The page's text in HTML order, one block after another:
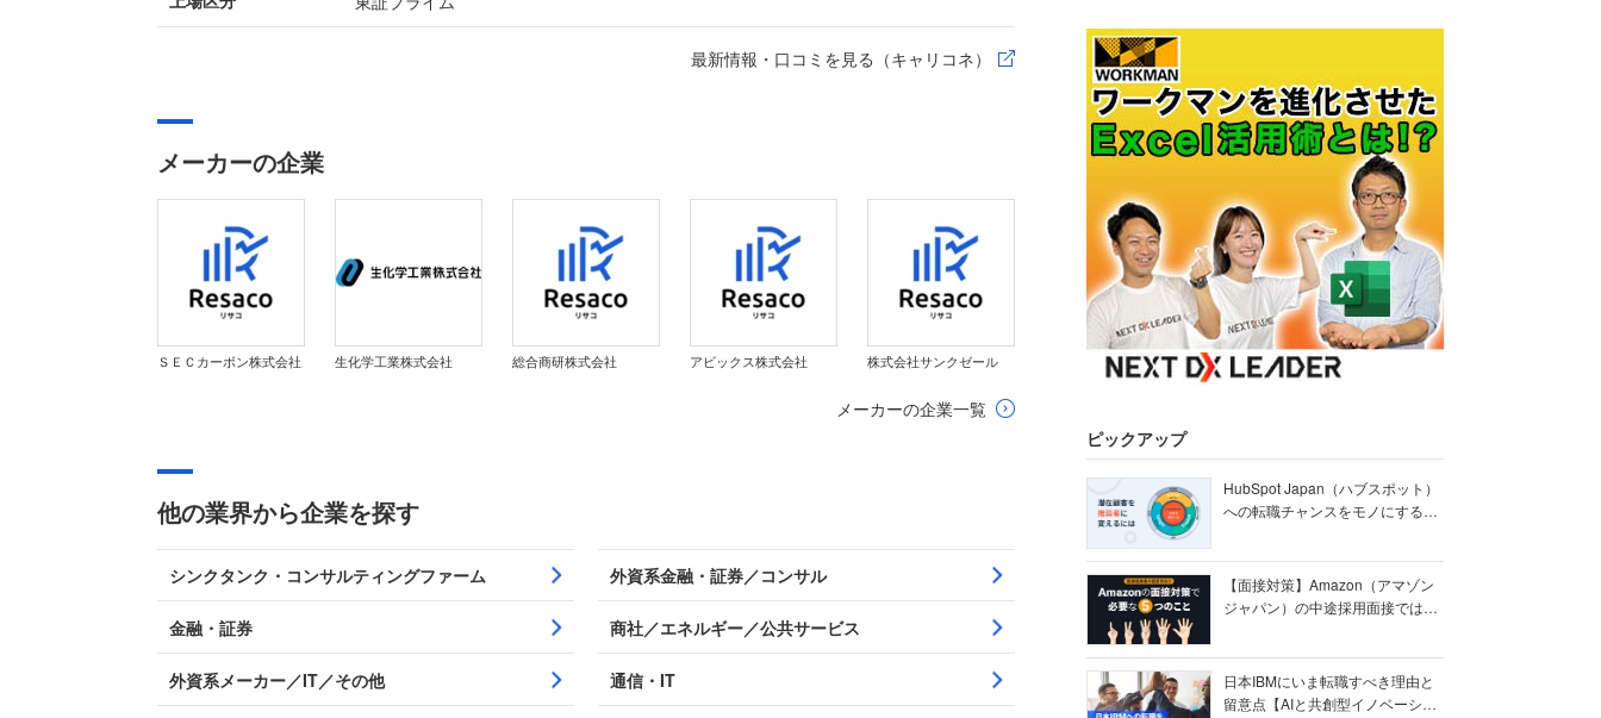
最新情報・口コミを見る（キャリコネ）
メーカーの企業
ＳＥＣカーボン株式会社 生化学工業株式会社 総合商研株式会社 アビックス株式会社 株式会社サンクゼール
メーカーの企業一覧
他の業界から企業を探す
シンクタンク・コンサルティングファーム 外資系金融・証券／コンサル
金融・証券 商社／エネルギー／公共サービス
外資系メーカー／IT／その他 通信・IT
ピックアップ
HubSpot Japan（ハブスポット）
への転職チャンスをモノにする
【面接対策】Amazon（アマゾン
ジャパン）の中途採用面接では何
日本IBMにいま転職すべき理由と
留意点【AIと共創型イノベーショ